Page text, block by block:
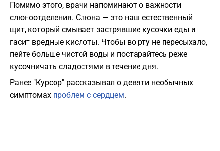
Помимо этого, врачи напоминают о важности
слюноотделения. Слюна — это наш естественный
щит, который смывает застрявшие кусочки еды и
гасит вредные кислоты. Чтобы во рту не пересыхало,
пейте больше чистой воды и постарайтесь реже
кусочничать сладостями в течение дня.
Ранее "Курсор" рассказывал о девяти необычных
симптомах проблем с сердцем.